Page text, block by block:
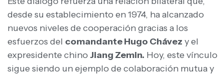
desde su establecimiento en 1974, ha alcanzado
nuevos niveles de cooperación gracias a los
esfuerzos del comandante Hugo Chávez y el
expresidente chino Jiang Zemin. Hoy, este vínculo
sigue siendo un ejemplo de colaboración mutua y